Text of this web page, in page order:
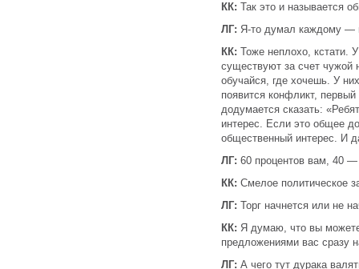
КК: Так это и называется
ЛГ: Я-то думал каждому —
КК: Тоже неплохо, кстати.
существуют за счет чужой
обучайся, где хочешь. У
появится конфликт,
додумается сказать:
интерес. Если это общее
общественный интерес. И
ЛГ: 60 процентов вам, 40
КК: Смелое политическое
ЛГ: Торг начнется или не
КК: Я думаю, что вы
предложениями вас сразу
ЛГ: А чего тут дурака